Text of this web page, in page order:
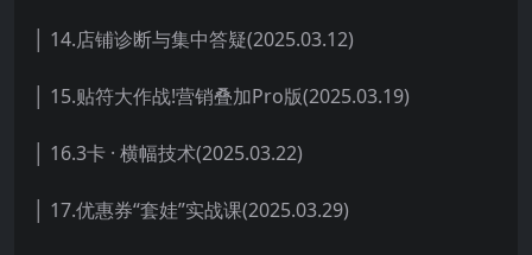
│ 14.店铺诊断与集中答疑(2025.03.12)
│ 15.贴符大作战!营销叠加Pro版(2025.03.19)
│ 16.3卡 · 横幅技术(2025.03.22)
│ 17.优惠券“套娃”实战课(2025.03.29)